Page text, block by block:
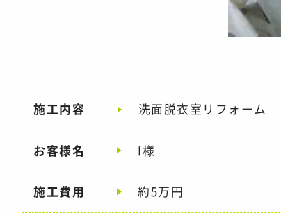
施工内容 洗面脱衣室リフォーム
お客様名 I様
施工費用 約5万円